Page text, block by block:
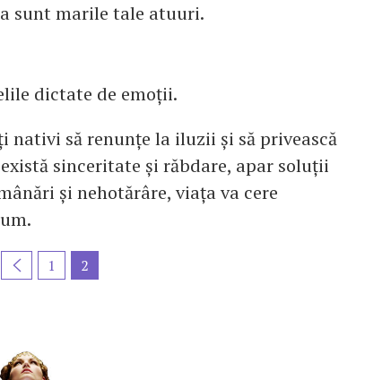
sunt marile tale atuuri.
dictate de emoții.
nativi să renunțe la iluzii și să privească
sinceritate și răbdare, apar soluții
și nehotărâre, viața va cere
1 2